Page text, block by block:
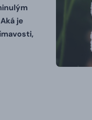
Aká je